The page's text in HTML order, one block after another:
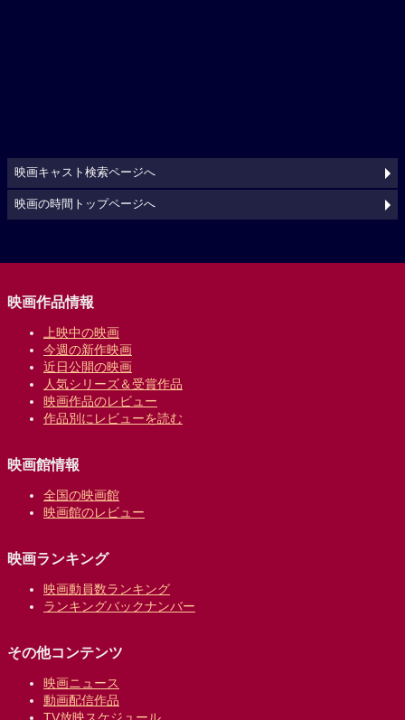
映画キャスト検索ページへ
映画の時間トップページへ
映画作品情報
上映中の映画
今週の新作映画
近日公開の映画
人気シリーズ＆受賞作品
映画作品のレビュー
作品別にレビューを読む
映画館情報
全国の映画館
映画館のレビュー
映画ランキング
映画動員数ランキング
ランキングバックナンバー
その他コンテンツ
映画ニュース
動画配信作品